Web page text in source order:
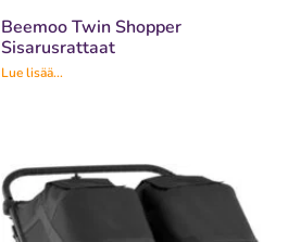
Beemoo Twin Shopper
Sisarusrattaat
Lue lisää...